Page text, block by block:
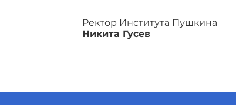
Ректор Института Пушкина
Никита Гусев